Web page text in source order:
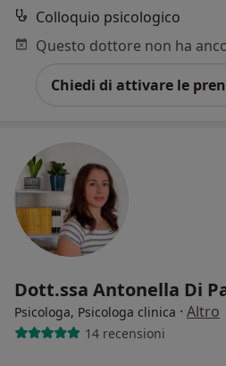
Colloquio psicologico
Chiedi di attivare le
Dott.ssa Antonella Di
Psicologa, Psicologa clinica · Altro
14 recensioni